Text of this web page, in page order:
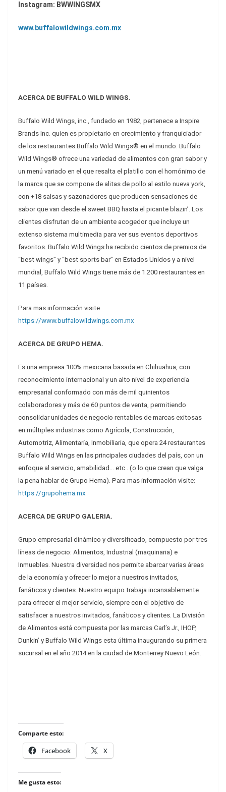
Instagram: BWWINGSMX
www.buffalowildwings.com.mx
ACERCA DE BUFFALO WILD WINGS.
Buffalo Wild Wings, inc., fundado en 1982, pertenece a Inspire
Brands Inc. quien es propietario en crecimiento y franquiciador
de los restaurantes Buffalo Wild Wings® en el mundo. Buffalo
Wild Wings® ofrece una variedad de alimentos con gran sabor y
un menú variado en el que resalta el platillo con el homónimo de
la marca que se compone de alitas de pollo al estilo nueva york,
con +18 salsas y sazonadores que producen sensaciones de
sabor que van desde el sweet BBQ hasta el picante blazin’. Los
clientes disfrutan de un ambiente acogedor que incluye un
extenso sistema multimedia para ver sus eventos deportivos
favoritos. Buffalo Wild Wings ha recibido cientos de premios de
“best wings” y “best sports bar” en Estados Unidos y a nivel
mundial, Buffalo Wild Wings tiene más de 1.200 restaurantes en
11 países.
Para mas información visite
https://www.buffalowildwings.com.mx
ACERCA DE GRUPO HEMA.
Es una empresa 100% mexicana basada en Chihuahua, con
reconocimiento internacional y un alto nivel de experiencia
empresarial conformado con más de mil quinientos
colaboradores y más de 60 puntos de venta, permitiendo
consolidar unidades de negocio rentables de marcas exitosas
en múltiples industrias como Agrícola, Construcción,
Automotriz, Alimentaría, Inmobiliaria, que opera 24 restaurantes
Buffalo Wild Wings en las principales ciudades del país, con un
enfoque al servicio, amabilidad… etc.. (o lo que crean que valga
la pena hablar de Grupo Hema). Para mas información visite:
https://grupohema.mx
ACERCA DE GRUPO GALERIA.
Grupo empresarial dinámico y diversificado, compuesto por tres
líneas de negocio: Alimentos, Industrial (maquinaria) e
Inmuebles. Nuestra diversidad nos permite abarcar varias áreas
de la economía y ofrecer lo mejor a nuestros invitados,
fanáticos y clientes. Nuestro equipo trabaja incansablemente
para ofrecer el mejor servicio, siempre con el objetivo de
satisfacer a nuestros invitados, fanáticos y clientes. La División
de Alimentos está compuesta por las marcas Carl’s Jr., IHOP,
Dunkin’ y Buffalo Wild Wings esta última inaugurando su primera
sucursal en el año 2014 en la ciudad de Monterrey Nuevo León.
Comparte esto:
Facebook X
Me gusta esto: